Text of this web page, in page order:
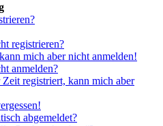
registrieren?
mich aber nicht anmelden!
anmelden?
registriert, kann mich aber
abgemeldet?